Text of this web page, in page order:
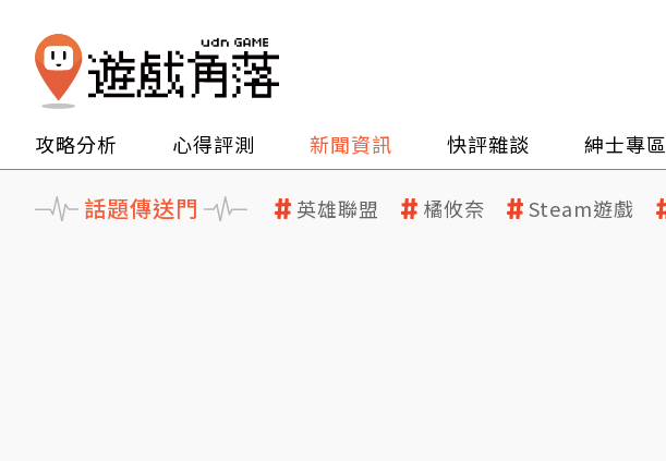
攻略分析 心得評測 新聞資訊 快評雜談 紳士專區
話題傳送門 英雄聯盟 橘攸奈 Steam遊戲